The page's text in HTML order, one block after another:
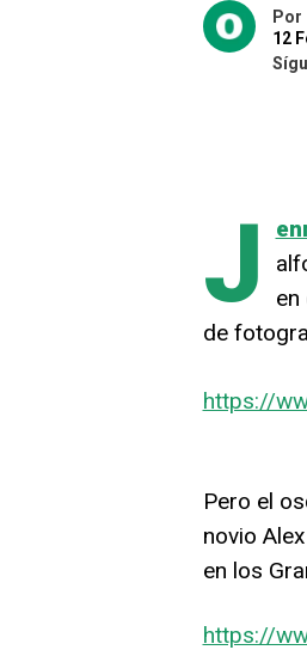
Por
12
J
de
https://
Pero el
novio
en los
https://